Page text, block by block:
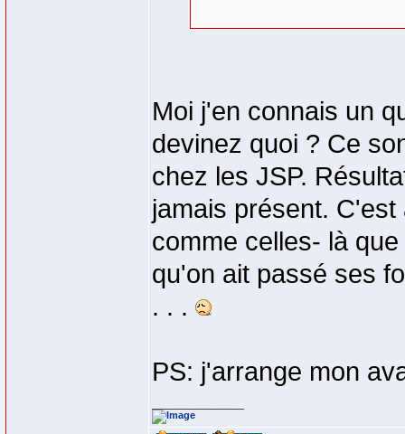
Moi j'en connais un
devinez quoi ? Ce
chez les JSP.
jamais présent.
comme celles- là
qu'on ait passé ses
. . .
PS: j'arrange mon